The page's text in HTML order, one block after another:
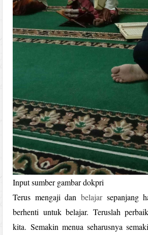
Input sumber gambar dokpri
Terus mengaji dan belajarsepanjang
berhenti untuk belajar. Teruslah
kita. Semakin menua seharusnya